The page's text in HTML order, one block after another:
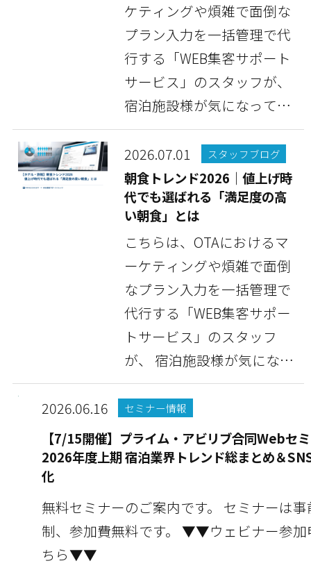
ケティングや煩雑で面倒な
プラン入力を一括管理で代
行する「WEB集客サポート
サービス」のスタッフが、
宿泊施設様が気になってい
る情報や豆知識など...
2026.07.01
スタッフブログ
朝食トレンド2026｜値上げ時
代でも選ばれる「満足度の高
い朝食」とは
こちらは、OTAにおけるマ
ーケティングや煩雑で面倒
なプラン入力を一括管理で
代行する「WEB集客サポー
トサービス」のスタッフ
が、 宿泊施設様が気になっ
ている情報や豆知識...
2026.06.16
セミナー情報
【7/15開催】プライム・アビリブ合同Web
2026年度上期 宿泊業界トレンド総まとめ＆
化
無料セミナーのご案内です。 セミナーは
制、参加費無料です。 ▼▼ウェビナー参加申し込みはこ
ちら▼▼